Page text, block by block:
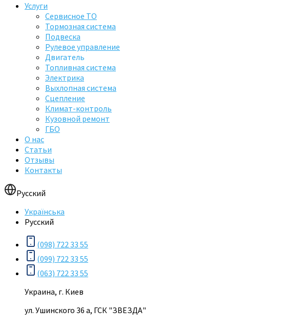
Услуги
Сервисное ТО
Тормозная система
Подвеска
Рулевое управление
Двигатель
Топливная система
Электрика
Выхлопная система
Сцепление
Климат-контроль
Кузовной ремонт
ГБО
О нас
Статьи
Отзывы
Контакты
Русский
Українська
Русский
(098) 722 33 55
(099) 722 33 55
(063) 722 33 55
Украина, г. Киев
ул. Ушинского 36 а, ГСК "ЗВЕЗДА"